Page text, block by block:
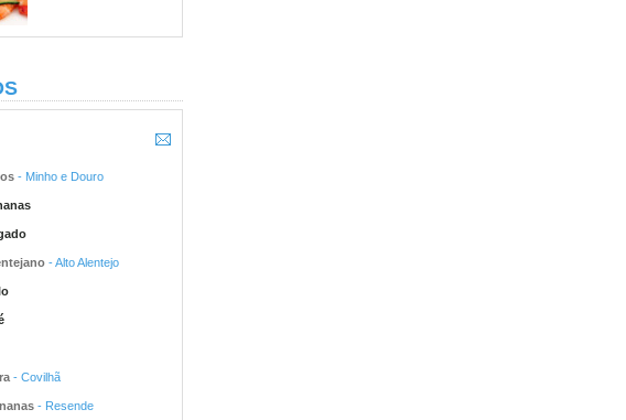
- Minho e Douro
- Alto Alentejo
- Covilhã
- Resende